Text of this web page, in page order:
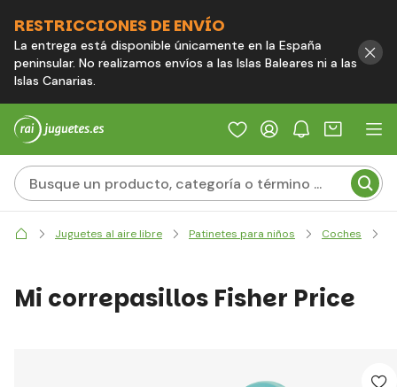
RESTRICCIONES DE ENVÍO
La entrega está disponible únicamente en la España
peninsular. No realizamos envíos a las Islas Baleares ni a las
Islas Canarias.
Juguetes al aire libre Patinetes para niños Coches
Mi correpasillos Fisher Price